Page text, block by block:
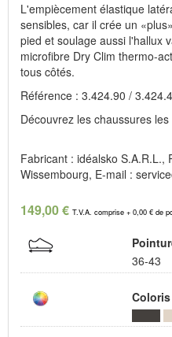
L'empiècement élastique
sensibles, car il crée un
pied et soulage aussi l'hallux
microfibre Dry Clim thermo-
tous côtés.
Référence : 3.424.90 /
Découvrez les chaussures
Fabricant : idéalsko S.A.R.L.,
Wissembourg, E-mail :
149,00 € T.V.A. comprise + 0,00 € de
36-43
Coloris